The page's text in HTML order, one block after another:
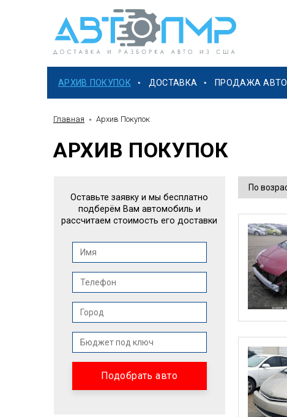
АРХИВ ПОКУПОК ДОСТАВКА ПРОДАЖА АВТО
Главная Архив Покупок
АРХИВ ПОКУПОК
Оставьте заявку и мы бесплатно
подберём Вам автомобиль и
рассчитаем стоимость его доставки